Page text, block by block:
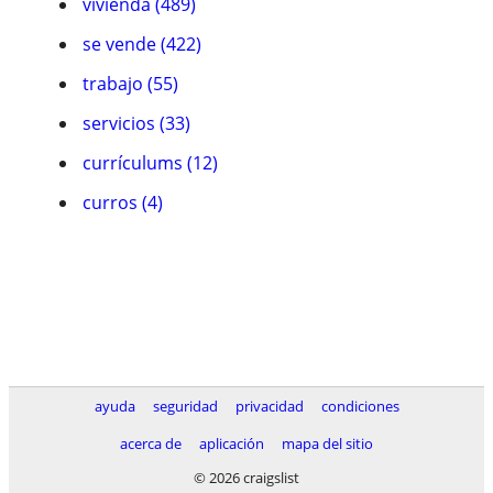
se vende (422)
trabajo (55)
servicios (33)
currículums (12)
curros (4)
ayuda seguridad privacidad
condiciones
acerca de
aplicación
mapa del sitio
© 2026 craigslist